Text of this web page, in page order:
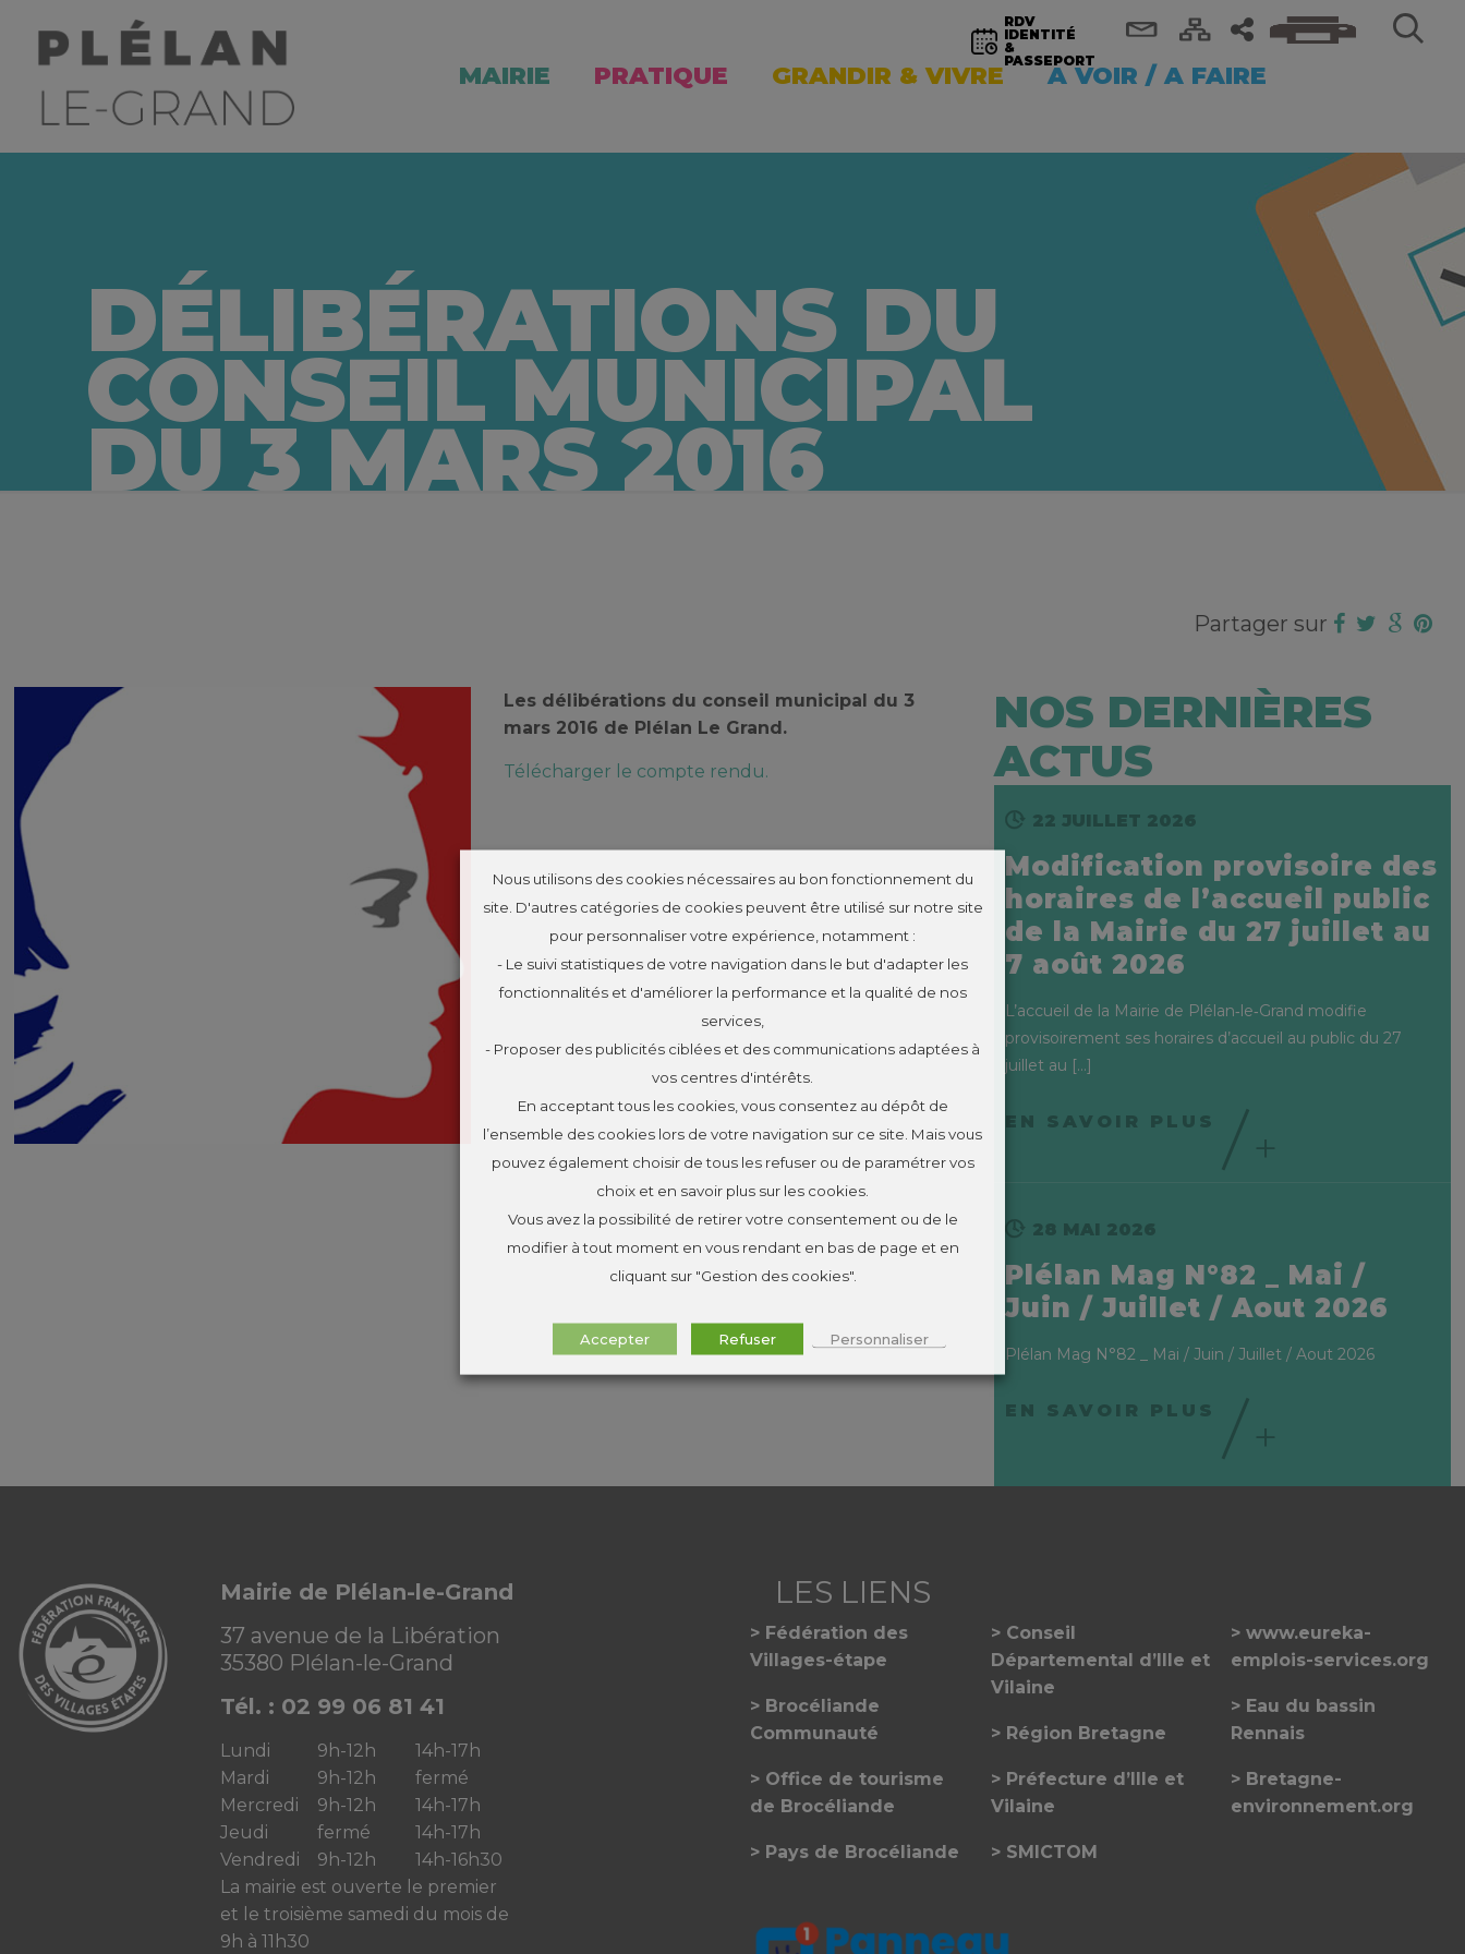
MAIRIE PRATIQUE GRANDIR & VIVRE A VOIR / A FAIRE
RDV
IDENTITÉ
&
PASSEPORT
DÉLIBÉRATIONS DU
CONSEIL MUNICIPAL
DU 3 MARS 2016
Partager sur
Les délibérations du conseil municipal du 3
mars 2016 de Plélan Le Grand.
Télécharger le compte rendu.
NOS DERNIÈRES
ACTUS
22 JUILLET 2026
Modification provisoire des
horaires de l’accueil public
de la Mairie du 27 juillet au
7 août 2026
L’accueil de la Mairie de Plélan‑le‑Grand modifie
provisoirement ses horaires d’accueil au public du 27
juillet au […]
EN SAVOIR PLUS
28 MAI 2026
Plélan Mag N°82 _ Mai /
Juin / Juillet / Aout 2026
Plélan Mag N°82 _ Mai / Juin / Juillet / Aout 2026
EN SAVOIR PLUS
Mairie de Plélan-le-Grand
37 avenue de la Libération
35380 Plélan-le-Grand
Tél. : 02 99 06 81 41
Lundi 9h-12h
14h-17h
Mardi
9h-12h
fermé
Mercredi
9h-12h
14h-17h
Jeudi
fermé
14h-17h
Vendredi
9h-12h
14h-16h30
La mairie est ouverte le premier
et le troisième samedi du mois de
9h à 11h30
Fédération des
Villages-étape
Brocéliande
Communauté
Office de tourisme
de Brocéliande
Pays de Brocéliande
Conseil
Départemental d’Ille et
Vilaine
Région Bretagne
Préfecture d’Ille et
Vilaine
SMICTOM
www.eureka-
emplois-services.org
Eau du bassin
Rennais
Bretagne-
environnement.org
Nous utilisons des cookies nécessaires au bon fonctionnement du
site. D'autres catégories de cookies peuvent être utilisé sur notre site
pour personnaliser votre expérience, notamment :
- Le suivi statistiques de votre navigation dans le but d'adapter les
fonctionnalités et d'améliorer la performance et la qualité de nos
services,
- Proposer des publicités ciblées et des communications adaptées à
vos centres d'intérêts.
En acceptant tous les cookies, vous consentez au dépôt de
l’ensemble des cookies lors de votre navigation sur ce site. Mais vous
pouvez également choisir de tous les refuser ou de paramétrer vos
choix et en savoir plus sur les cookies.
Vous avez la possibilité de retirer votre consentement ou de le
modifier à tout moment en vous rendant en bas de page et en
cliquant sur "Gestion des cookies".
Accepter Refuser Personnaliser